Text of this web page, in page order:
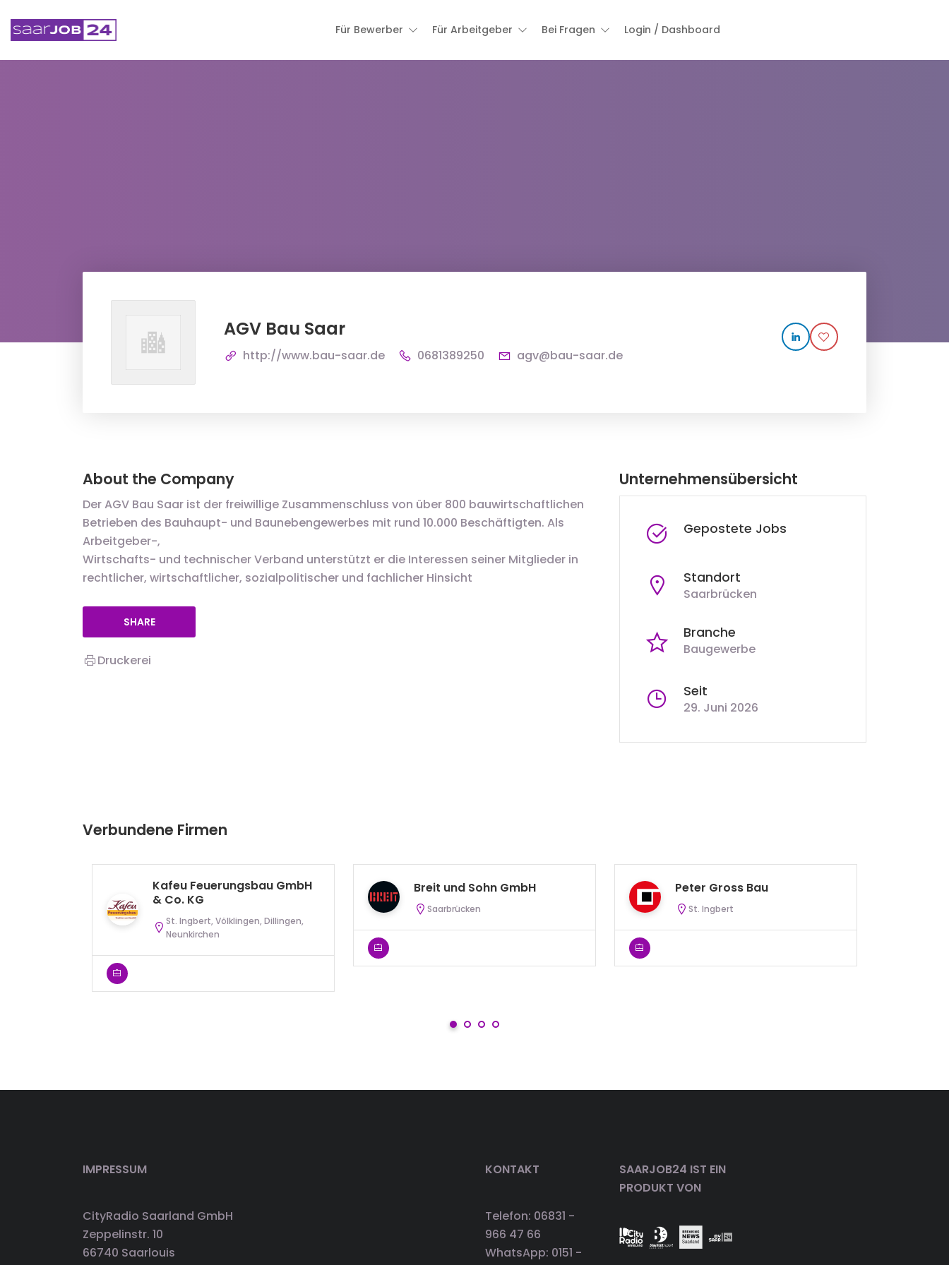
Für Bewerber Für Arbeitgeber Bei Fragen Login / Dashboard
AGV Bau Saar
http://www.bau-saar.de 0681389250 agv@bau-saar.de
About the Company
Der AGV Bau Saar ist der freiwillige Zusammenschluss von über 800 bauwirtschaftlichen
Betrieben des Bauhaupt- und Baunebengewerbes mit rund 10.000 Beschäftigten. Als
Arbeitgeber-,
Wirtschafts- und technischer Verband unterstützt er die Interessen seiner Mitglieder in
rechtlicher, wirtschaftlicher, sozialpolitischer und fachlicher Hinsicht
SHARE
Druckerei
Unternehmensübersicht
Gepostete Jobs
Standort
Saarbrücken
Branche
Baugewerbe
Seit
29. Juni 2026
Verbundene Firmen
Kafeu Feuerungsbau GmbH
& Co. KG
St. Ingbert, Völklingen, Dillingen,
Neunkirchen
Breit und Sohn GmbH
Saarbrücken
Peter Gross Bau
St. Ingbert
IMPRESSUM
CityRadio Saarland GmbH
Zeppelinstr. 10
66740 Saarlouis
KONTAKT
Telefon: 06831 -
966 47 66
WhatsApp: 0151 -
SAARJOB24 IST EIN
PRODUKT VON